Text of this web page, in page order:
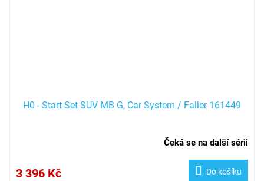
H0 - Start-Set SUV MB ​​​​G, Car System / Faller 161449
Čeká se na další sérii
3 396 Kč Do košíku